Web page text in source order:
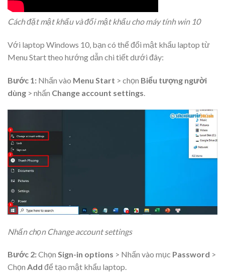
Cách đặt mật khẩu và đổi mật khẩu cho máy tính win 10
Với laptop Windows 10, bạn có thể đổi mật khẩu laptop từ
Menu Start theo hướng dẫn chi tiết dưới đây:
Bước 1: Nhấn vào Menu Start > chọn Biểu tượng người
dùng > nhấn Change account settings.
Nhấn chọn Change account settings
Bước 2:Chọn Sign-in options ​> Nhấn vào mục Password >
Chọn Add để tạo mật khẩu laptop.